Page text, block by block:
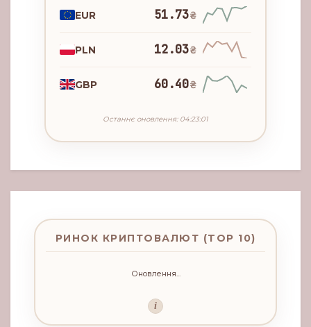
EUR 51.73₴
PLN 12.03₴
GBP 60.40₴
Останнє оновлення: 04:23:01
РИНОК КРИПТОВАЛЮТ (TOP 10)
Оновлення...
i